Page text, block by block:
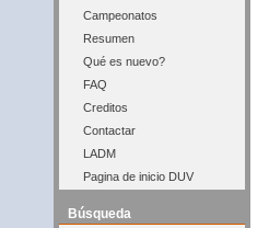
Campeonatos
Resumen
Qué es nuevo?
FAQ
Creditos
Contactar
LADM
Pagina de inicio DUV
Búsqueda